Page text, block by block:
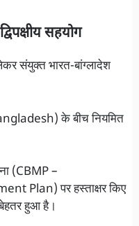
सहयोग
संयुक्त भारत-बांग्लादेश
के बीच नियमित
(CBMP –
Plan) पर हस्ताक्षर किए
हुआ है।